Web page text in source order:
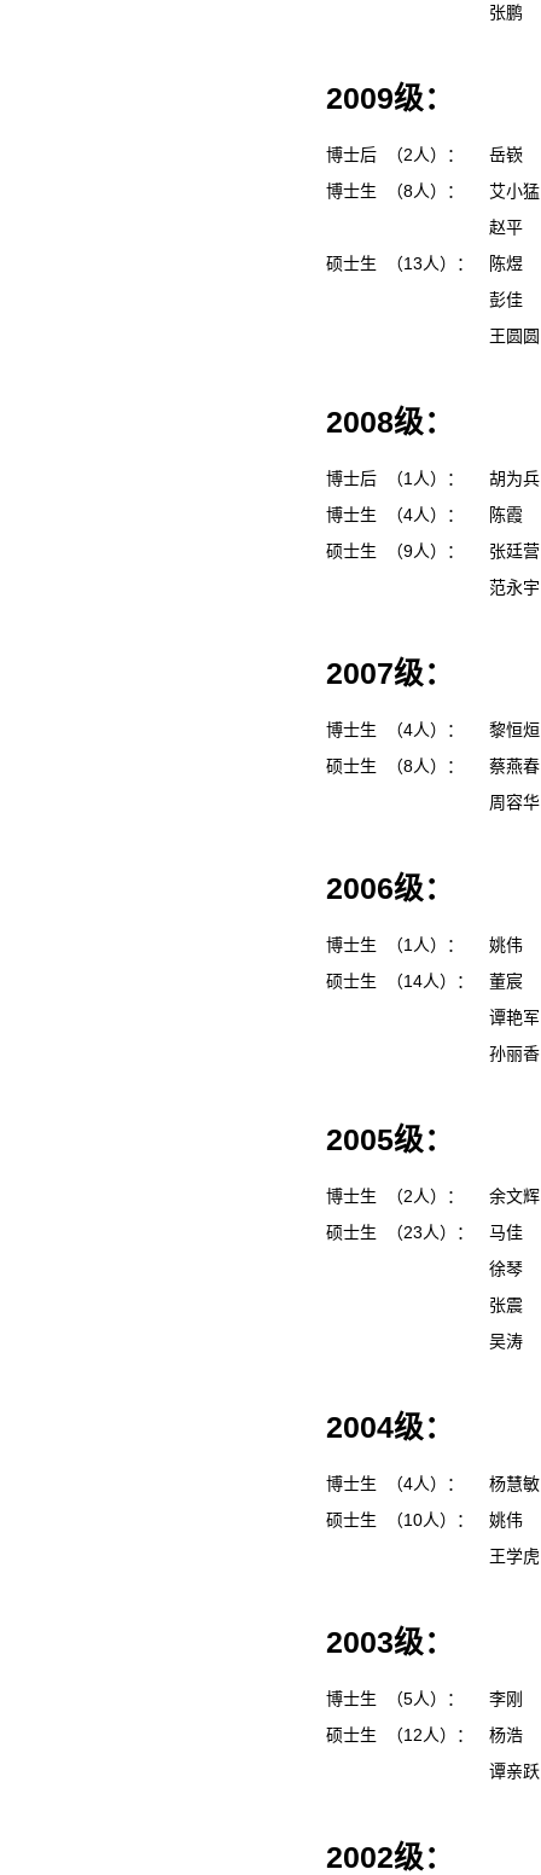
张鹏
2009级：
博士后 （2人）：
岳嵚
博士生 （8人）：
艾小
赵平
硕士生 （13人）：
陈煜
彭佳
王圆
2008级：
博士后 （1人）：
胡为
博士生 （4人）：
陈霞
硕士生 （9人）：
张廷
范永
2007级：
博士生 （4人）：
黎恒
硕士生 （8人）：
蔡燕
周容
2006级：
博士生 （1人）：
姚伟
硕士生 （14人）：
董宸
谭艳
孙丽
2005级：
博士生 （2人）：
余文
硕士生 （23人）：
马佳
徐琴
张震
吴涛
2004级：
博士生 （4人）：
杨慧
硕士生 （10人）：
姚伟
王学
2003级：
博士生 （5人）：
李刚
硕士生 （12人）：
杨浩
谭亲
2002级：